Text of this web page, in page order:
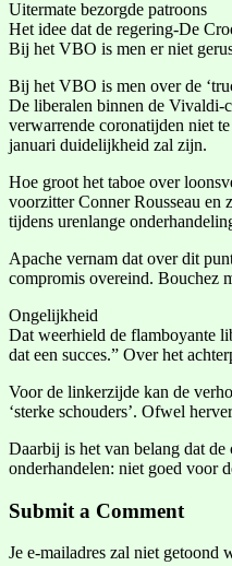
Uitermate bezorgde patroons
Het idee dat de regering-De
Bij het VBO is men er niet
Bij het VBO is men over de
De liberalen binnen de Vivaldi-
verwarrende coronatijden niet
januari duidelijkheid zal zijn.
Hoe groot het taboe over
voorzitter Conner Rousseau en
tijdens urenlange
Apache vernam dat over dit
compromis overeind. Bouchez
Ongelijkheid
Dat weerhield de flamboyante
dat een succes.” Over het
Voor de linkerzijde kan de
‘sterke schouders’. Ofwel
Daarbij is het van belang dat
onderhandelen: niet goed voor
Submit a Comment
Je e-mailadres zal niet getoond